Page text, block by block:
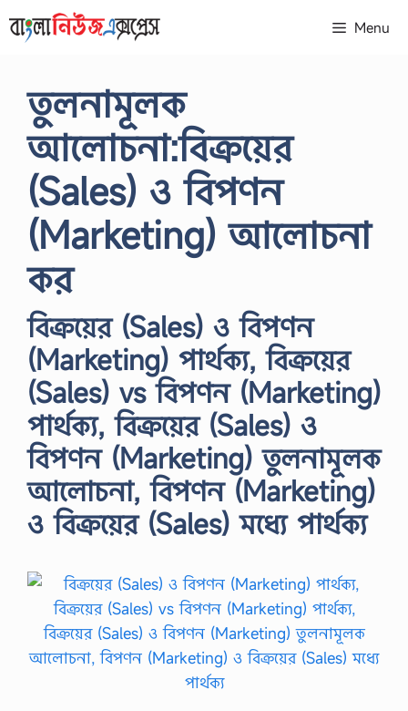
to
Menu
তুলনামূলক
আলোচনা:বিক্রয়ের
(Sales) ও বিপণন
(Marketing) আলোচনা
কর
বিক্রয়ের (Sales) ও বিপণন
(Marketing) পার্থক্য, বিক্রয়ের
(Sales) vs বিপণন (Marketing)
পার্থক্য, বিক্রয়ের (Sales) ও
বিপণন (Marketing) তুলনামূলক
আলোচনা, বিপণন (Marketing)
ও বিক্রয়ের (Sales) মধ্যে পার্থক্য